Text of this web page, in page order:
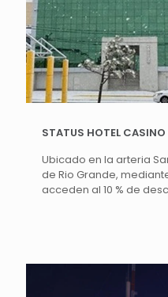
STATUS HOTEL
Ubicado en la arteria
de Rio Grande,
acceden al 10 % de